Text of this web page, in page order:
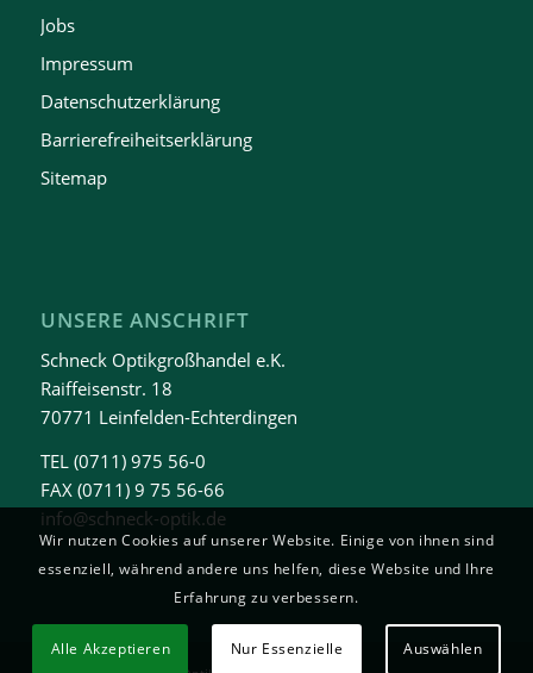
Jobs
Impressum
Datenschutzerklärung
Barrierefreiheitserklärung
Sitemap
UNSERE ANSCHRIFT
Schneck Optikgroßhandel e.K.
Raiffeisenstr. 18
70771 Leinfelden-Echterdingen
TEL (0711) 975 56-0
FAX (0711) 9 75 56-66
info@schneck-optik.de
Wir nutzen Cookies auf unserer Website. Einige von ihnen sind
essenziell, während andere uns helfen, diese Website und Ihre
Erfahrung zu verbessern.
Alle Akzeptieren Nur Essenzielle Auswählen